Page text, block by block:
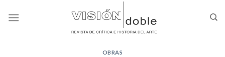
OBRAS